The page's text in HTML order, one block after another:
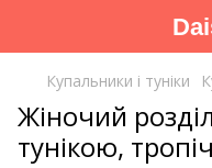
Купальники і туніки
Жіночий
тунікою,